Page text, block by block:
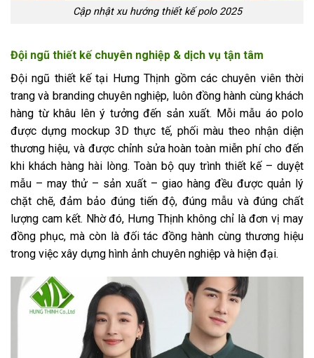
Cập nhật xu hướng thiết kế polo 2025
Đội ngũ thiết kế chuyên nghiệp & dịch vụ tận tâm
Đội ngũ thiết kế tại Hưng Thịnh gồm các chuyên viên thời
trang và branding chuyên nghiệp, luôn đồng hành cùng khách
hàng từ khâu lên ý tưởng đến sản xuất. Mỗi mẫu áo polo
được dựng mockup 3D thực tế, phối màu theo nhận diện
thương hiệu, và được chỉnh sửa hoàn toàn miễn phí cho đến
khi khách hàng hài lòng. Toàn bộ quy trình thiết kế – duyệt
mẫu – may thử – sản xuất – giao hàng đều được quản lý
chặt chẽ, đảm bảo đúng tiến độ, đúng mẫu và đúng chất
lượng cam kết. Nhờ đó, Hưng Thịnh không chỉ là đơn vị may
đồng phục, mà còn là đối tác đồng hành cùng thương hiệu
trong việc xây dựng hình ảnh chuyên nghiệp và hiện đại.